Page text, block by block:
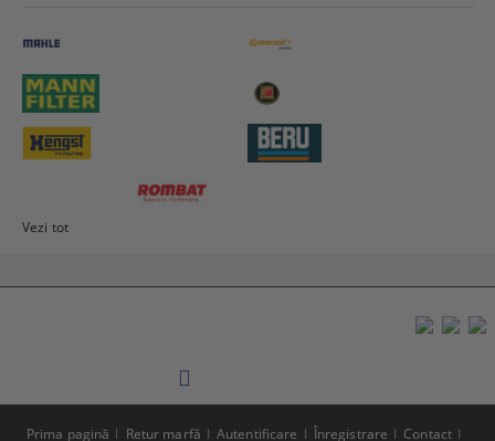
Vezi tot
Prima pagină Retur marfă Autentificare Înregistrare Contact